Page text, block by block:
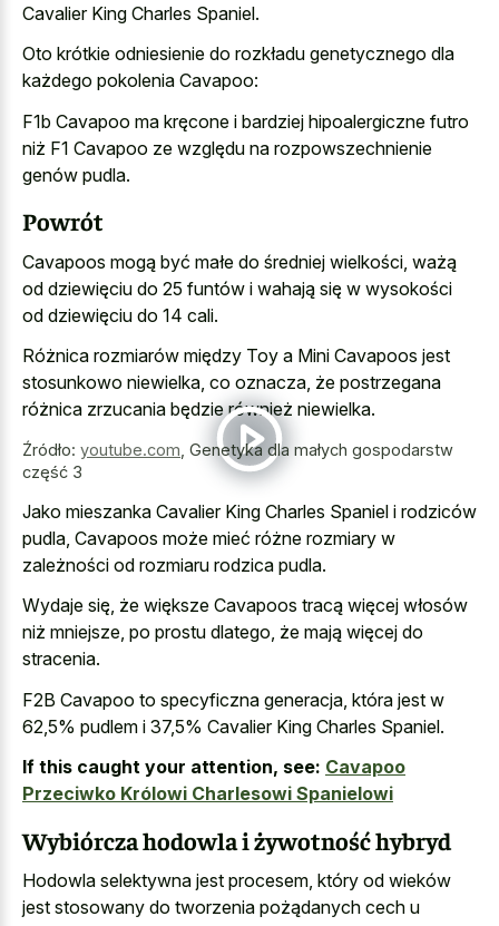
Cavalier King Charles Spaniel.
Oto krótkie odniesienie do rozkładu genetycznego dla
każdego pokolenia Cavapoo:
F1b Cavapoo ma kręcone i bardziej hipoalergiczne futro
niż F1 Cavapoo ze względu na rozpowszechnienie
genów pudla.
Powrót
Cavapoos mogą być małe do średniej wielkości, ważą
od dziewięciu do 25 funtów i wahają się w wysokości
od dziewięciu do 14 cali.
Różnica rozmiarów między Toy a Mini Cavapoos jest
stosunkowo niewielka, co oznacza, że postrzegana
różnica zrzucania będzie również niewielka.
Źródło: youtube.com Genetyka dla małych gospodarstw
część 3
Jako mieszanka Cavalier King Charles Spaniel i rodziców
pudla, Cavapoos może mieć różne rozmiary w
zależności od rozmiaru rodzica pudla.
Wydaje się, że większe Cavapoos tracą więcej włosów
niż mniejsze, po prostu dlatego, że mają więcej do
stracenia.
F2B Cavapoo to specyficzna generacja, która jest w
62,5% pudlem i 37,5% Cavalier King Charles Spaniel.
If this caught your attention, see: Cavapoo
Przeciwko Królowi Charlesowi Spanielowi
Wybiórcza hodowla i żywotność hybryd
Hodowla selektywna jest procesem, który od wieków
jest stosowany do tworzenia pożądanych cech u